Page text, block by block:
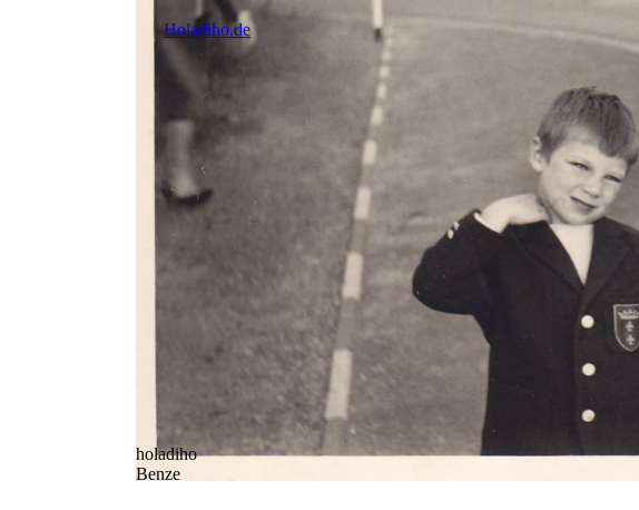
Holadiho.de
holadiho
Benze